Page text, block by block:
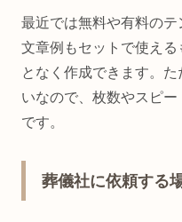
最近では無料や有料のテ
文章例もセットで使える
となく作成できます。
いなので、枚数やスピ
です。
葬儀社に依頼する